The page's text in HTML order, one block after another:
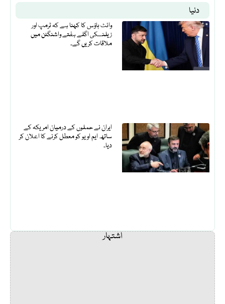
دنیا
وائٹ ہاؤس کا کہنا ہے کہ ٹرمپ اور
زیلنسکی اگلے ہفتے واشنگٹن میں
ملاقات کریں گے۔
ایران نے حملوں کے درمیان امریکہ کے
ساتھ ایم او یو کو معطل کرنے کا اعلان کر
دیا۔
اشتہار